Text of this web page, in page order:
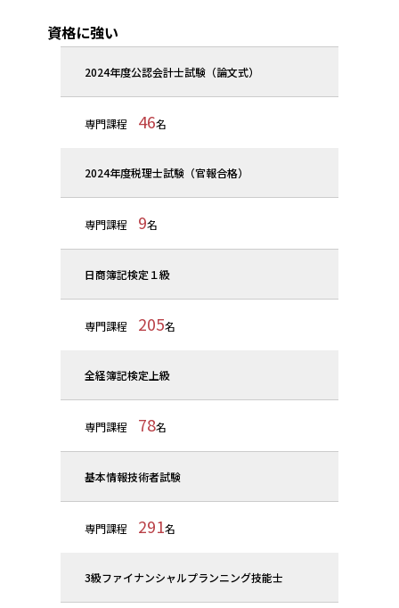
資格に強い
2024年度公認会計士試験（論文式）
専門課程 46名
2024年度税理士試験（官報合格）
専門課程 9名
日商簿記検定１級
専門課程 205名
全経簿記検定上級
専門課程 78名
基本情報技術者試験
専門課程 291名
3級ファイナンシャルプランニング技能士